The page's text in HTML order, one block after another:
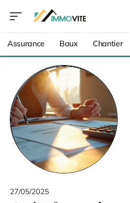
Assurance Baux Chantier
27/05/2025